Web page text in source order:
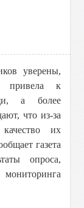
уверены,
привела к
а более
что из-за
их
газета
опроса,